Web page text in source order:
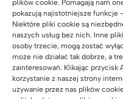
plików cookie. Pomagają nam
pokazują najistotniejsze funkcje
Niektóre pliki cookie są
naszych usług bez nich. Inne
osoby trzecie, mogą zostać
może nie działać tak dobrze, a
zainteresowań. Klikając
korzystanie z naszej strony
używanie przez nas plików
SixPack
meble
22 lipca
Jakie